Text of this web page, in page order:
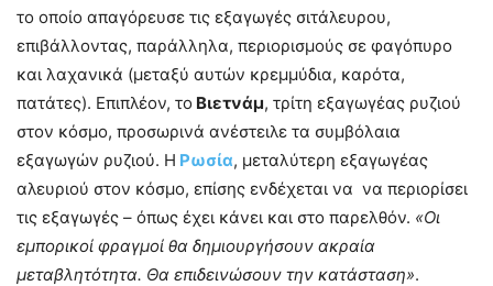
το οποίο απαγόρευσε τις εξαγωγές σιτάλευρου,
επιβάλλοντας, παράλληλα, περιορισμούς σε φαγόπυρο
και λαχανικά (μεταξύ αυτών κρεμμύδια, καρότα,
πατάτες). Επιπλέον, το Βιετνάμ, τρίτη εξαγωγέας ρυζιού
στον κόσμο, προσωρινά ανέστειλε τα συμβόλαια
εξαγωγών ρυζιού. Η Ρωσία, μεταλύτερη εξαγωγέας
αλευριού στον κόσμο, επίσης ενδέχεται να να περιορίσει
τις εξαγωγές – όπως έχει κάνει και στο παρελθόν. «Οι
εμπορικοί φραγμοί θα δημιουργήσουν ακραία
μεταβλητότητα. Θα επιδεινώσουν την κατάσταση».